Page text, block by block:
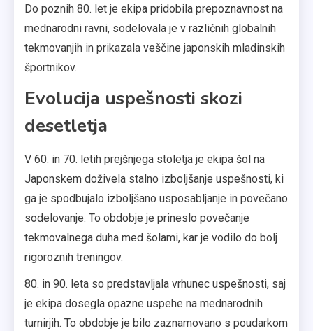
Do poznih 80. let je ekipa pridobila prepoznavnost na
mednarodni ravni, sodelovala je v različnih globalnih
tekmovanjih in prikazala veščine japonskih mladinskih
športnikov.
Evolucija uspešnosti skozi
desetletja
V 60. in 70. letih prejšnjega stoletja je ekipa šol na
Japonskem doživela stalno izboljšanje uspešnosti, ki
ga je spodbujalo izboljšano usposabljanje in povečano
sodelovanje. To obdobje je prineslo povečanje
tekmovalnega duha med šolami, kar je vodilo do bolj
rigoroznih treningov.
80. in 90. leta so predstavljala vrhunec uspešnosti, saj
je ekipa dosegla opazne uspehe na mednarodnih
turnirjih. To obdobje je bilo zaznamovano s poudarkom